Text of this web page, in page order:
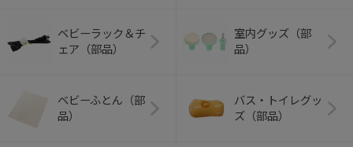
ベビーラック＆チ
ェア（部品）
室内グッズ（部
品）
ベビーふとん（部
品）
バス・トイレグッ
ズ（部品）